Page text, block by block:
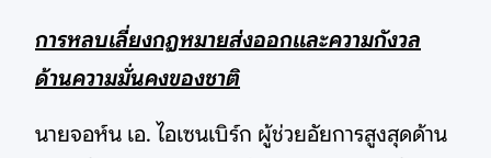
การหลบเลี่ยงกฎหมายส่งออกและความกังวล
ด้านความมั่นคงของชาติ
นายจอห์น เอ. ไอเซนเบิร์ก ผู้ช่วยอัยการสูงสุดด้าน